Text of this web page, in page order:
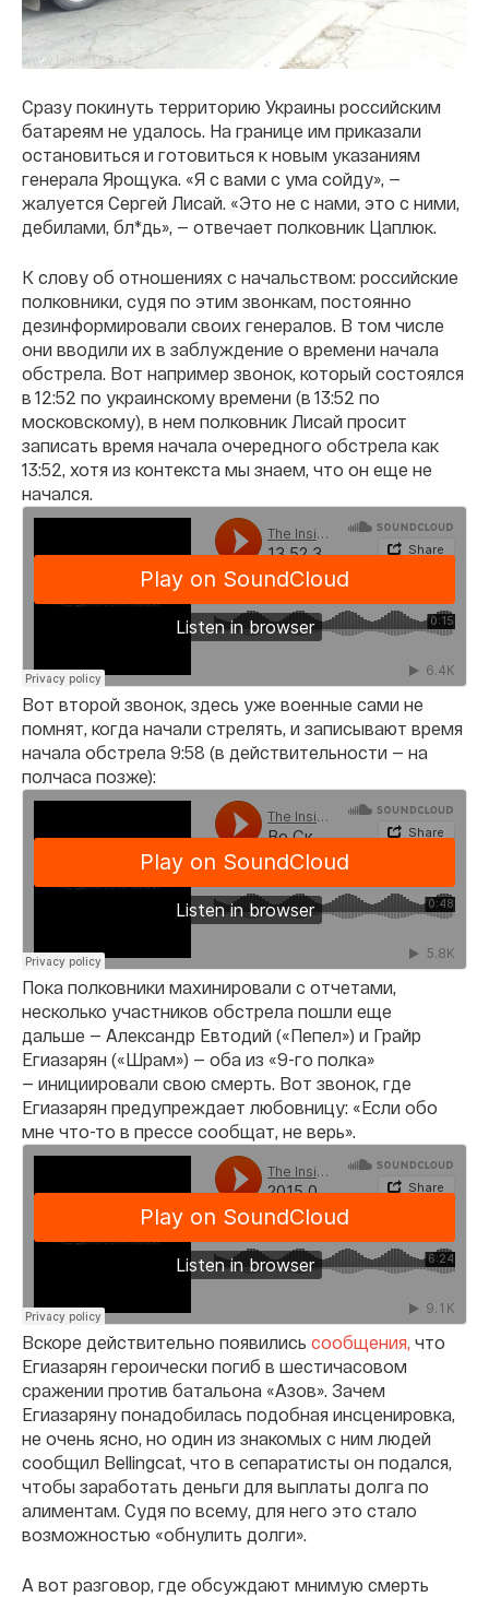
Сразу покинуть территорию Украины российским
батареям не удалось. На границе им приказали
остановиться и готовиться к новым указаниям
генерала Ярощука. «Я с вами с ума сойду», —
жалуется Сергей Лисай. «Это не с нами, это с ними,
дебилами, бл*дь», — отвечает полковник Цаплюк.
К слову об отношениях с начальством: российские
полковники, судя по этим звонкам, постоянно
дезинформировали своих генералов. В том числе
они вводили их в заблуждение о времени начала
обстрела. Вот например звонок, который состоялся
в 12:52 по украинскому времени (в 13:52 по
московскому), в нем полковник Лисай просит
записать время начала очередного обстрела как
13:52, хотя из контекста мы знаем, что он еще не
начался.
Вот второй звонок, здесь уже военные сами не
помнят, когда начали стрелять, и записывают время
начала обстрела 9:58 (в действительности — на
полчаса позже):
Пока полковники махинировали с отчетами,
несколько участников обстрела пошли еще
дальше — Александр Евтодий («Пепел») и Грайр
Егиазарян («Шрам») — оба из «9-го полка»
— инициировали свою смерть. Вот звонок, где
Егиазарян предупреждает любовницу: «Если обо
мне что-то в прессе сообщат, не верь».
Вскоре действительно появились сообщения, что
Егиазарян героически погиб в шестичасовом
сражении против батальона «Азов». Зачем
Егиазаряну понадобилась подобная инсценировка,
не очень ясно, но один из знакомых с ним людей
сообщил Bellingcat, что в сепаратисты он подался,
чтобы заработать деньги для выплаты долга по
алиментам. Судя по всему, для него это стало
возможностью «обнулить долги».
А вот разговор, где обсуждают мнимую смерть